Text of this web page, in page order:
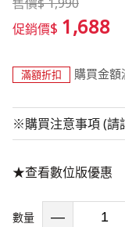
促銷價$ 1,688
滿額折扣 購買金
※購買注意事項 (請
★查看數位版優惠
數量